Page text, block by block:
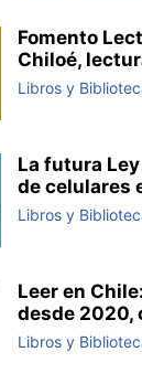
Fomento
Chiloé,
Libros y
La futura
de celulares
Libros y
Leer en
desde 2020,
Libros y